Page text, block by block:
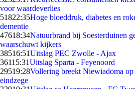
voor waardeverlies
51822:35Hoge bloeddruk, diabetes en
dementie
47618:34Natuurbrand bij Soesterduinen
waarschuwt kijkers
38516:51Uitslag PEC Zwolle - Ajax
36115:31Uitslag Sparta - Feyenoord
29519:28Vollering breekt Niewiadoma
eindzege